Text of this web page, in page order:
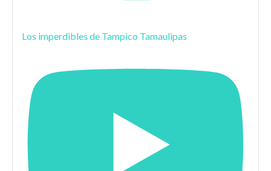
Los imperdibles de Tampico Tamaulipas